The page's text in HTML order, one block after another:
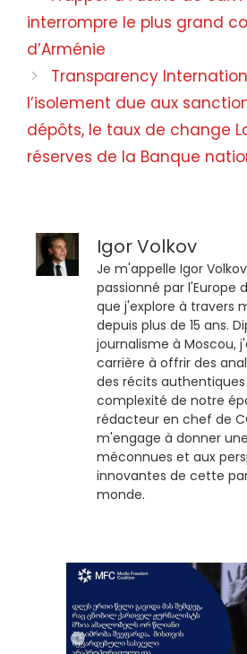
interrompre le plus grand
d’Arménie
Transparency
l’isolement due aux
dépôts, le taux de change
réserves de la Banque
Igor Volkov
Je m'appelle Igor
passionné par l'Europe
que j'explore à travers
depuis plus de 15 ans.
journalisme à Moscou,
carrière à offrir des
des récits
complexité de notre
rédacteur en chef de
m'engage à donner
méconnues et aux
innovantes de cette
monde.